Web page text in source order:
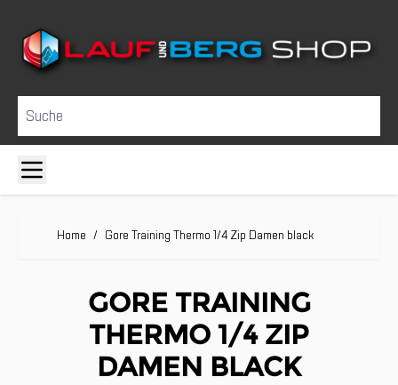
Suche
Home / Gore Training Thermo 1/4 Zip Damen black
GORE TRAINING
THERMO 1/4 ZIP
DAMEN BLACK